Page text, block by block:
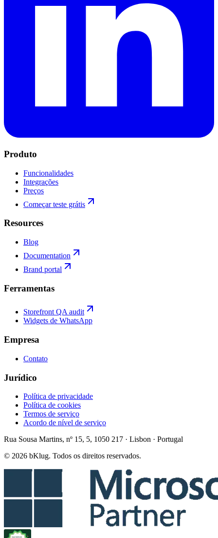
Produto
Funcionalidades
Integrações
Preços
Começar teste grátis
Resources
Blog
Documentation
Brand portal
Ferramentas
Storefront QA audit
Widgets de WhatsApp
Empresa
Contato
Jurídico
Política de privacidade
Política de cookies
Termos de serviço
Acordo de nível de serviço
Rua Sousa Martins, nº 15, 5, 1050 217 · Lisbon · Portugal
© 2026 bKlug. Todos os direitos reservados.